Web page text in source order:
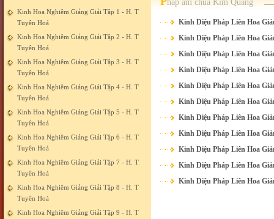
Kinh Hoa Nghiêm Giảng Giải Tập 1 - H. T
Tuyên Hoá
Kinh Hoa Nghiêm Giảng Giải Tập 2 - H. T
Tuyên Hoá
Kinh Hoa Nghiêm Giảng Giải Tập 3 - H. T
Tuyên Hoá
Kinh Hoa Nghiêm Giảng Giải Tập 4 - H. T
Tuyên Hoá
Kinh Hoa Nghiêm Giảng Giải Tập 5 - H. T
Tuyên Hoá
Kinh Hoa Nghiêm Giảng Giải Tập 6 - H. T
Tuyên Hoá
Kinh Hoa Nghiêm Giảng Giải Tập 7 - H. T
Tuyên Hoá
Kinh Hoa Nghiêm Giảng Giải Tập 8 - H. T
Tuyên Hoá
Kinh Hoa Nghiêm Giảng Giải Tập 9 - H. T
háp âm chùa Kim Quang
Kinh Diệu Pháp Liên Hoa
Kinh Diệu Pháp Liên Hoa
Kinh Diệu Pháp Liên Hoa
Kinh Diệu Pháp Liên Hoa
Kinh Diệu Pháp Liên Hoa
Kinh Diệu Pháp Liên Hoa
Kinh Diệu Pháp Liên Hoa
Kinh Diệu Pháp Liên Hoa
Kinh Diệu Pháp Liên Hoa
Kinh Diệu Pháp Liên Hoa
Kinh Diệu Pháp Liên Hoa